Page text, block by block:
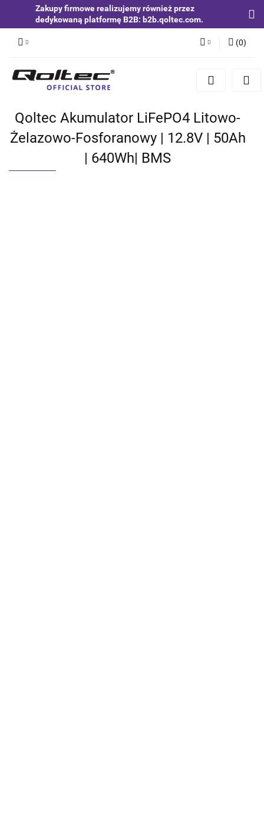
Zakupy firmowe realizujemy również przez
dedykowaną platformę B2B: b2b.qoltec.com.
Zaloguj się
Zgody cookies
(0)
Qoltec Akumulator LiFePO4 Litowo-
Żelazowo-Fosforanowy | 12.8V | 50Ah
| 640Wh| BMS